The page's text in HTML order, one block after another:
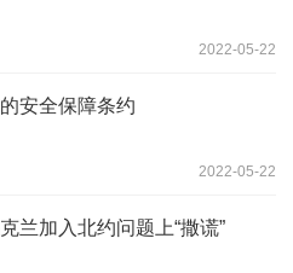
2022-05-22
安全保障条约
2022-05-22
兰加入北约问题上“撒谎”